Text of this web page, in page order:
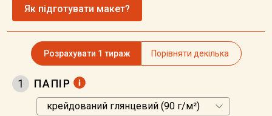
Як підготувати макет?
Розрахувати 1 тираж Порівняти декілька
1 ПАПІР